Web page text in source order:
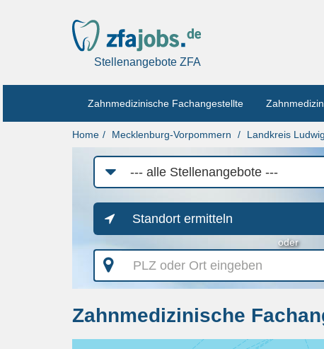
Stellenangebote ZFA
Zahnmedizinische Fachangestellte
Home Mecklenburg-Vorpommern Landkreis
Job-
Kategorie
Standort ermitteln
oder
PLZ
oder
Ort
Zahnmedizinische